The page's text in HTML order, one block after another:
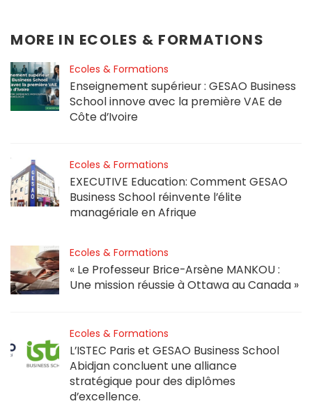
MORE IN ECOLES & FORMATIONS
Ecoles & Formations
Enseignement supérieur : GESAO Business
School innove avec la première VAE de
Côte d’Ivoire
Ecoles & Formations
EXECUTIVE Education: Comment GESAO
Business School réinvente l’élite
managériale en Afrique
Ecoles & Formations
« Le Professeur Brice-Arsène MANKOU :
Une mission réussie à Ottawa au Canada »
Ecoles & Formations
L’ISTEC Paris et GESAO Business School
Abidjan concluent une alliance
stratégique pour des diplômes
d’excellence.